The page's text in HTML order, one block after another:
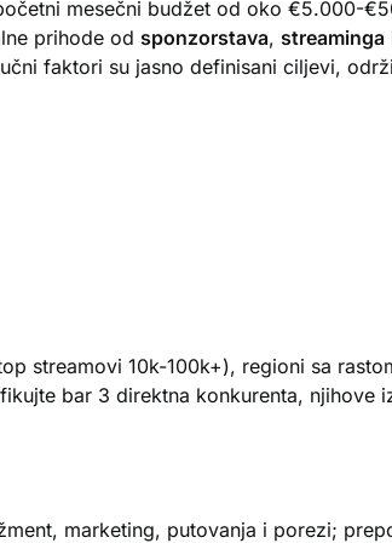
mesečni budžet od oko €5.000-
prihode od sponzorstava, streaminga
faktori su jasno definisani ciljevi,
streamovi 10k-100k+), regioni sa
bar 3 direktna konkurenta, njihove
marketing, putovanja i porezi;